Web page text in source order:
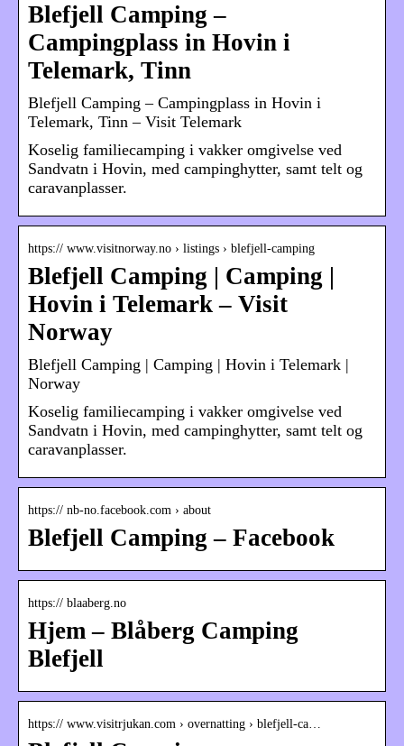
Blefjell Camping –
Campingplass in Hovin i
Telemark, Tinn
Blefjell Camping – Campingplass in Hovin i
Telemark, Tinn – Visit Telemark
Koselig familiecamping i vakker omgivelse ved
Sandvatn i Hovin, med campinghytter, samt telt og
caravanplasser.
https:// www.visitnorway.no › listings › blefjell-camping
Blefjell Camping | Camping |
Hovin i Telemark – Visit
Norway
Blefjell Camping | Camping | Hovin i Telemark |
Norway
Koselig familiecamping i vakker omgivelse ved
Sandvatn i Hovin, med campinghytter, samt telt og
caravanplasser.
https:// nb-no.facebook.com › about
Blefjell Camping – Facebook
https:// blaaberg.no
Hjem – Blåberg Camping
Blefjell
https:// www.visitrjukan.com › overnatting › blefjell-ca…